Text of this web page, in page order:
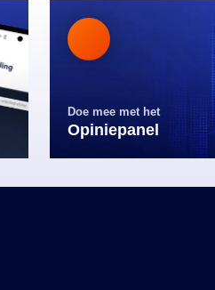
Doe mee met het
Opiniepanel